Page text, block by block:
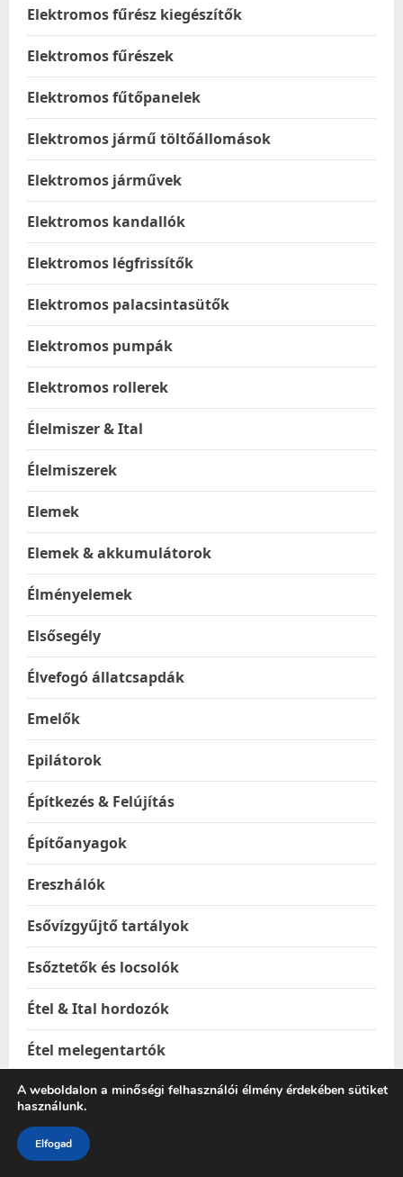
Elektromos fűrész kiegészítők
Elektromos fűrészek
Elektromos fűtőpanelek
Elektromos jármű töltőállomások
Elektromos járművek
Elektromos kandallók
Elektromos légfrissítők
Elektromos palacsintasütők
Elektromos pumpák
Elektromos rollerek
Élelmiszer & Ital
Élelmiszerek
Elemek
Elemek & akkumulátorok
Élményelemek
Elsősegély
Élvefogó állatcsapdák
Emelők
Epilátorok
Építkezés & Felújítás
Építőanyagok
Ereszhálók
Esővízgyűjtő tartályok
Esőztetők és locsolók
Étel & Ital hordozók
Étel melegentartók
Étel-és italtárolók
Ételhordók
A weboldalon a minőségi felhasználói élmény érdekében sütiket
használunk.
Elfogad